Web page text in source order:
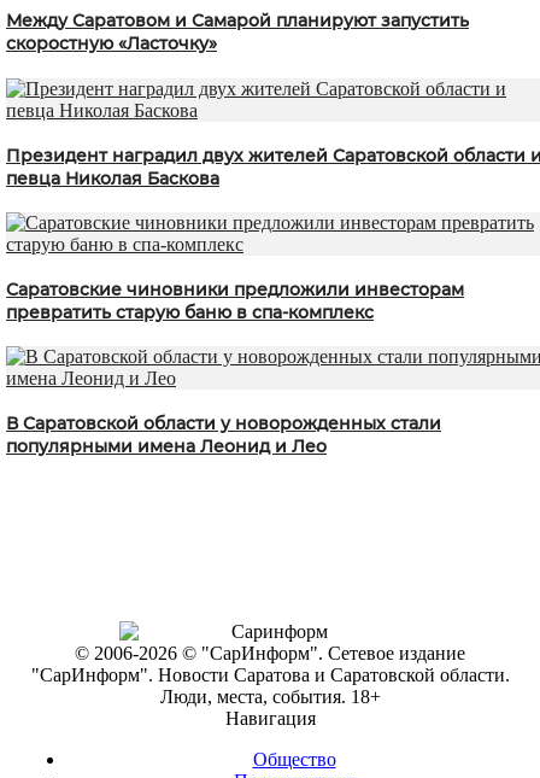
Между Саратовом и Самарой планируют запустить
скоростную «Ласточку»
Президент наградил двух жителей Саратовской области
певца Николая Баскова
Саратовские чиновники предложили инвесторам
превратить старую баню в спа-комплекс
В Саратовской области у новорожденных стали
популярными имена Леонид и Лео
© 2006-2026 © "СарИнформ". Сетевое издание
"СарИнформ". Новости Саратова и Саратовской области.
Люди, места, события. 18+
Навигация
Общество